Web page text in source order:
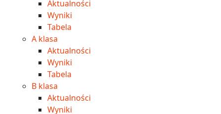
Aktualności
Wyniki
Tabela
A klasa
Aktualności
Wyniki
Tabela
B klasa
Aktualności
Wyniki